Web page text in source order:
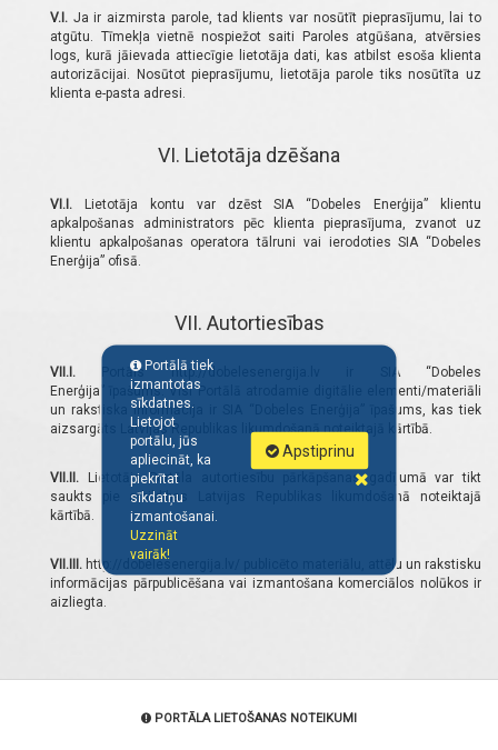
Portālā tiek
izmantotas
sīkdatnes.
Lietojot
portālu, jūs
apliecināt, ka
piekrītat
sīkdatņu
izmantošanai.
Uzzināt
vairāk!
Apstiprinu
V.I. Ja ir aizmirsta parole, tad klients var nosūtīt pieprasījumu, lai to
atgūtu. Tīmekļa vietnē nospiežot saiti Paroles atgūšana, atvērsies
logs, kurā jāievada attiecīgie lietotāja dati, kas atbilst esoša klienta
autorizācijai. Nosūtot pieprasījumu, lietotāja parole tiks nosūtīta uz
klienta e-pasta adresi.
VI. Lietotāja dzēšana
VI.I. Lietotāja kontu var dzēst SIA “Dobeles Enerģija” klientu
apkalpošanas administrators pēc klienta pieprasījuma, zvanot uz
klientu apkalpošanas operatora tālruni vai ierodoties SIA “Dobeles
Enerģija” ofisā.
VII. Autortiesības
VII.I. Portāls http://dobelesenergija.lv ir SIA “Dobeles
Enerģija” īpašums. Visi Portālā atrodamie digitālie elementi/materiāli
un rakstiska informācija ir
SIA “Dobeles Enerģija” īpašums, kas tiek
aizsargāts Latvijas Republikas likumdošanā noteiktajā kārtībā.
VII.II. Lietotājs Portāla autortiesību pārkāpšanas gadījumā var tikt
saukts pie atbildības Latvijas Republikas likumdošanā noteiktajā
kārtībā.
VII.III. http://dobelesenergija.lv/ publicēto materiālu, attēlu un rakstisku
informācijas pārpublicēšana vai izmantošana komerciālos nolūkos ir
aizliegta.
PORTĀLA LIETOŠANAS NOTEIKUMI